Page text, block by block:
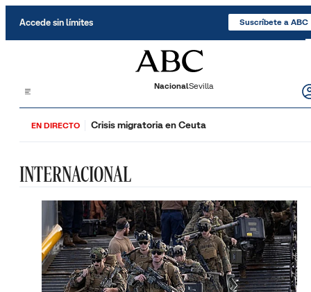
Accede sin límites Suscríbete a ABC
NacionalSevilla
EN DIRECTO Crisis migratoria en Ceuta
INTERNACIONAL